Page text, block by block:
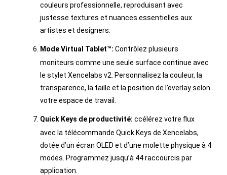
couleurs professionnelle, reproduisant avec
justesse textures et nuances essentielles aux
artistes et designers.
Mode Virtual Tablet™: Contrôlez plusieurs
moniteurs comme une seule surface continue avec
le stylet Xencelabs v2. Personnalisez la couleur, la
transparence, la taille et la position de l’overlay selon
votre espace de travail.
Quick Keys de productivité: ccélérez votre flux
avec la télécommande Quick Keys de Xencelabs,
dotée d’un écran OLED et d’une molette physique à 4
modes. Programmez jusqu’à 44 raccourcis par
application.